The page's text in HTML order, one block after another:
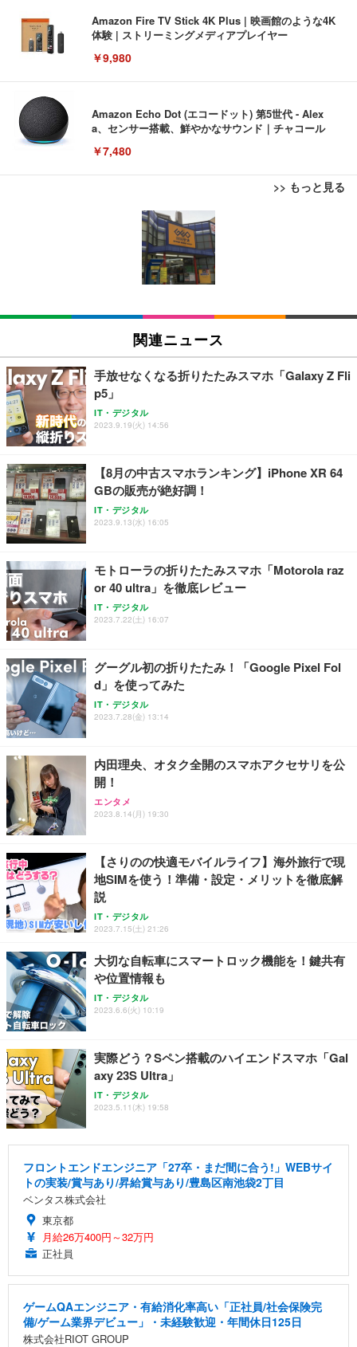
Amazon Fire TV Stick 4K Plus | 映画館のような4K
体験 | ストリーミングメディアプレイヤー
￥9,980
Amazon Echo Dot (エコードット) 第5世代 - Alex
a、センサー搭載、鮮やかなサウンド｜チャコール
￥7,480
>> もっと見る
[EdoErgo] オフィスチェア 椅子 テレワーク 疲れな
い 跳ね上げ式アームレスト コンパクト 約105度ロッ
キング pc 事務椅子 360度回転 座面昇降 強化ナイロ
ン樹脂ベース 通気性メッシュ 在宅ワーク H-WY01
(黒網+黒枠+黒足)
SIHOO B100 オフィスチェア／デスクチェア メッシ
ュチェア 人間工学 疲れない ブラック
￥27,999
Sezlife オフィスチェア デスクチェア 疲れない テレ
ワーク チェア 強化バックレスト 30度ロッキング機
能 人間工学 椅子 腰サポート 90度跳ね上げ式アーム
務用 おしゃれ パソコンチェア (ブラック)
Sezlife オフィスチェア デスクチェア 疲れない テレ
ワーク チェア 強化バックレスト 30度ロッキング機
能 人間工学 椅子 腰サポート 90度跳ね上げ式アーム
務用 おしゃれ パソコンチェア (ホワイト)
ANDWINT オフィスチェア デスクチェア 肘なし メ
ッシュ 通気性 ランバーサポート付き 腰サポート ガ
ス圧無段階昇降 360度回転 キャスター付き コンパク
EIZO ビジネス向けプレミアムモニター | FlexScan
EV3240X-WT | 31.5型4K UHD・USB Type-C・ホワ
￥105,595
EIZO ビジネス向けプレミアムモニター | FlexScan
￥109,572
【純正品】27"ゲーミングモニター DualSense 充電
フック付き（CFI-ZDM1J）
【整備済み品】Dell E2724HS 27インチ 液晶モニタ
ー フルHD（1920×1080）VA 非光沢 HDMI/DisplayP
ort/VGA スピーカー内蔵 高さ調整 スイベル VESA対
【MiniLED/24.5inch/280Hz/FHD】GRAPHT THE S
HOOTER Gaming Monitor 24” Essential ゲーミン
グモニター QD 24.5インチ 1ms FHD 量子ドット 残
Amazonベーシック ペットシーツ 薄型 レギュラー 1
回使い捨て 無香料 ホワイト 300枚
Amazonベーシック ペットシーツ 厚型 ワイド 42枚
x2袋(84枚) ホワイト(吸収面:ライトブルー)
￥3,234
ネオ・ルーライフ ネオ・オムツ L 中型犬用 26枚入
り 単品
Smart Basic(スマートベーシック) 【Amazon.co.jp
限定】 Smart Basic アイリスオーヤマ ペットシーツ
超厚型 お徳用 ワイド 100枚入 (x 1) (ケース販売)
アイリスオーヤマ ペットシーツ 超厚型 お徳用 レギ
ュラー 200枚入【Amazon.co.jp限定】
関連ニュース
手放せなくなる折りたたみスマホ「Galaxy Z Fli
p5」
IT・デジタル
2023.9.19(火) 14:56
【8月の中古スマホランキング】iPhone XR 64
GBの販売が絶好調！
IT・デジタル
2023.9.13(水) 16:05
モトローラの折りたたみスマホ「Motorola raz
or 40 ultra」を徹底レビュー
IT・デジタル
2023.7.22(土) 16:07
グーグル初の折りたたみ！「Google Pixel Fol
d」を使ってみた
IT・デジタル
2023.7.28(金) 13:14
内田理央、オタク全開のスマホアクセサリを公
開！
エンタメ
2023.8.14(月) 19:30
【さりのの快適モバイルライフ】海外旅行で現
地SIMを使う！準備・設定・メリットを徹底解
説
IT・デジタル
2023.7.15(土) 21:26
大切な自転車にスマートロック機能を！鍵共有
や位置情報も
IT・デジタル
2023.6.6(火) 10:19
実際どう？Sペン搭載のハイエンドスマホ「Gal
axy 23S Ultra」
IT・デジタル
2023.5.11(木) 19:58
フロントエンドエンジニア「27卒・まだ間に合う!」WEBサイ
トの実装/賞与あり/昇給賞与あり/豊島区南池袋2丁目
ベンタス株式会社
東京都
月給26万400円～32万円
正社員
ゲームQAエンジニア・有給消化率高い「正社員/社会保険完
備/ゲーム業界デビュー」・未経験歓迎・年間休日125日
株式会社RIOT GROUP